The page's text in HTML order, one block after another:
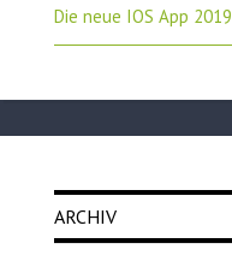
Die neue IOS App 2019
ARCHIV